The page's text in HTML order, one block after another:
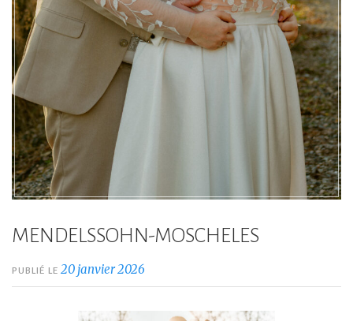
MENDELSSOHN-MOSCHELES
PUBLIÉ LE 20 janvier 2026